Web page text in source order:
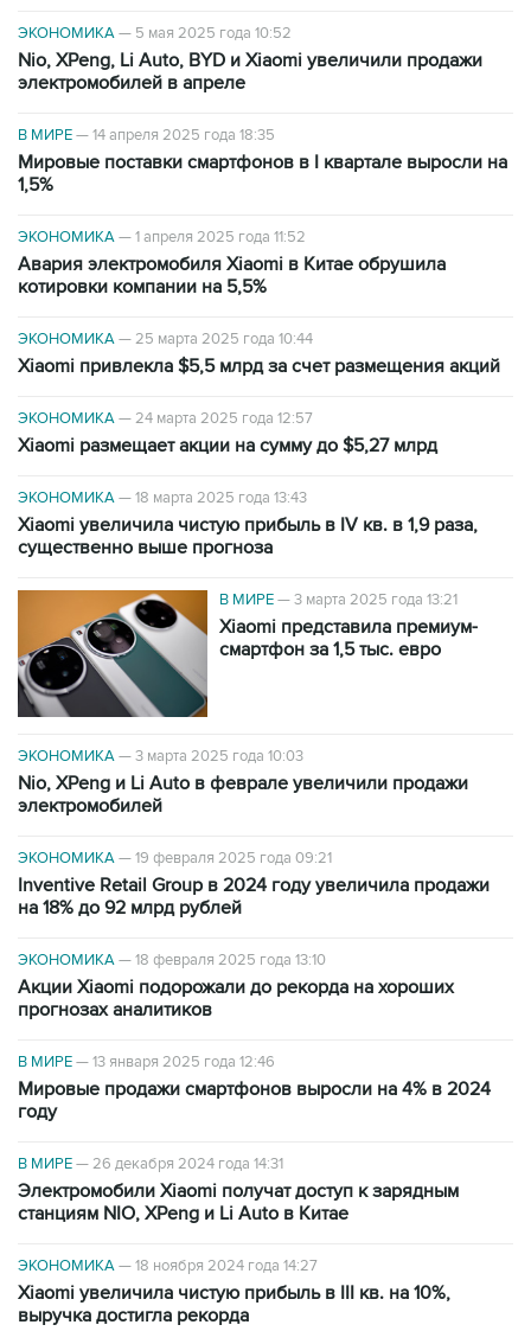
ЭКОНОМИКА— 5 мая 2025 года 10:52
Nio, XPeng, Li Auto, BYD и Xiaomi увеличили продажи
электромобилей в апреле
В МИРЕ—14 апреля 2025 года 18:35
Мировые поставки смартфонов в I квартале выросли на
1,5%
ЭКОНОМИКА—1 апреля 2025 года 11:52
Авария электромобиля Xiaomi в Китае обрушила
котировки компании на 5,5%
ЭКОНОМИКА—25 марта 2025 года 10:44
Xiaomi привлекла $5,5 млрд за счет размещения акций
ЭКОНОМИКА—24 марта 2025 года 12:57
Xiaomi размещает акции на сумму до $5,27 млрд
ЭКОНОМИКА—18 марта 2025 года 13:43
Xiaomi увеличила чистую прибыль в IV кв. в 1,9 раза,
существенно выше прогноза
В МИРЕ—3 марта 2025 года 13:21
Xiaomi представила премиум-
смартфон за 1,5 тыс. евро
ЭКОНОМИКА—3 марта 2025 года 10:03
Nio, XPeng и Li Auto в феврале увеличили продажи
электромобилей
ЭКОНОМИКА—19 февраля 2025 года 09:21
Inventive Retail Group в 2024 году увеличила продажи
на 18% до 92 млрд рублей
ЭКОНОМИКА—18 февраля 2025 года 13:10
Акции Xiaomi подорожали до рекорда на хороших
прогнозах аналитиков
В МИРЕ—13 января 2025 года 12:46
Мировые продажи смартфонов выросли на 4% в 2024
году
В МИРЕ—26 декабря 2024 года 14:31
Электромобили Xiaomi получат доступ к зарядным
станциям NIO, XPeng и Li Auto в Китае
ЭКОНОМИКА—18 ноября 2024 года 14:27
Xiaomi увеличила чистую прибыль в III кв. на 10%,
выручка достигла рекорда